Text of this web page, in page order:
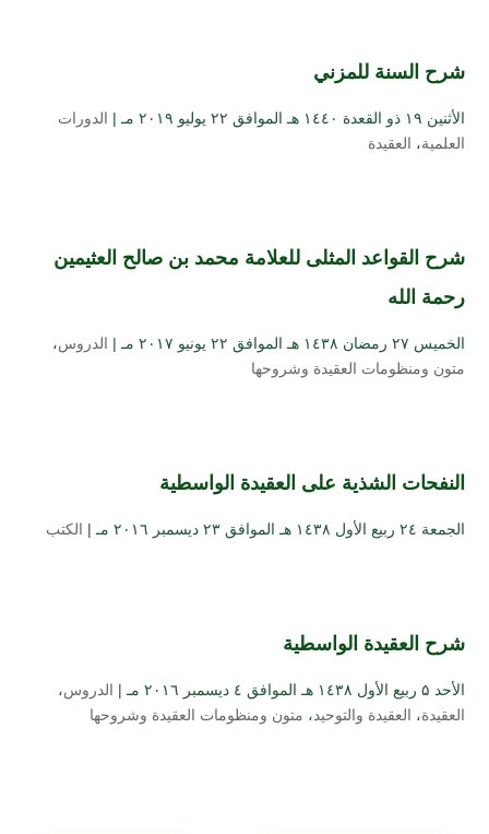
شرح السنة للمزني
الأثنين ۱۹ ذو القعدة ۱٤٤۰ هـ الموافق ۲۲ يوليو ۲۰۱۹ مـ |
الدورات
العلمية، العقيدة
شرح القواعد المثلى للعلامة محمد بن صالح العثيمين
رحمة الله
الخميس ۲۷ رمضان ۱٤۳۸ هـ الموافق ۲۲ يونيو ۲۰۱۷ مـ | الدروس،
متون ومنظومات العقيدة وشروحها
النفحات الشذية على العقيدة الواسطية
الجمعة ۲٤ ربيع الأول ۱٤۳۸ هـ الموافق ۲۳ ديسمبر ۲۰۱٦ مـ | الكتب
شرح العقيدة الواسطية
الأحد ۵ ربيع الأول ۱٤۳۸ هـ الموافق ٤ ديسمبر ۲۰۱٦ مـ | الدروس،
العقيدة، العقيدة والتوحيد، متون ومنظومات العقيدة وشروحها